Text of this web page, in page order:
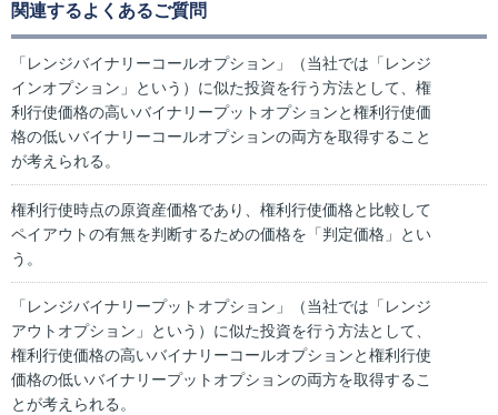
関連するよくあるご質問
「レンジバイナリーコールオプション」（当社では「レンジ
インオプション」という）に似た投資を行う方法として、権
利行使価格の高いバイナリープットオプションと権利行使価
格の低いバイナリーコールオプションの両方を取得すること
が考えられる。
権利行使時点の原資産価格であり、権利行使価格と比較して
ペイアウトの有無を判断するための価格を「判定価格」とい
う。
「レンジバイナリープットオプション」（当社では「レンジ
アウトオプション」という）に似た投資を行う方法として、
権利行使価格の高いバイナリーコールオプションと権利行使
価格の低いバイナリープットオプションの両方を取得するこ
とが考えられる。